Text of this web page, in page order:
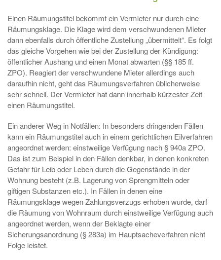
Einen Räumungstitel bekommt ein Vermieter nur durch eine
Räumungsklage. Die Klage wird dem verschwundenen Mieter
dann ebenfalls durch öffentliche Zustellung „übermittelt“. Es folgt
das gleiche Vorgehen wie bei der Zustellung der Kündigung:
öffentlicher Aushang und einen Monat abwarten (§§ 185 ff.
ZPO). Reagiert der verschwundene Mieter allerdings auch
daraufhin nicht, geht das Räumungsverfahren üblicherweise
sehr schnell. Der Vermieter hat dann innerhalb kürzester Zeit
einen Räumungstitel.
Ein anderer Weg in Notfällen: In besonders dringenden Fällen
kann ein Räumungstitel auch in einem gerichtlichen Eilverfahren
angeordnet werden: einstweilige Verfügung nach § 940a ZPO.
Das ist zum Beispiel in den Fällen denkbar, in denen konkreten
Gefahr für Leib oder Leben durch die Gegenstände in der
Wohnung besteht (z.B. Lagerung von Sprengmitteln oder
giftigen Substanzen etc.). In Fällen in denen eine
Räumungsklage wegen Zahlungsverzugs erhoben wurde, darf
die Räumung von Wohnraum durch einstweilige Verfügung auch
angeordnet werden, wenn der Beklagte einer
Sicherungsanordnung (§ 283a) im Hauptsacheverfahren nicht
Folge leistet.